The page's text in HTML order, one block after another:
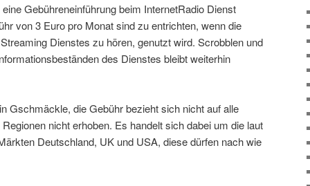
Gebühreneinführung beim InternetRadio Dienst
von 3 Euro pro Monat sind zu entrichten, wenn die
Dienstes zu hören, genutzt wird. Scrobblen und
des Dienstes bleibt weiterhin
Gschmäckle, die Gebühr bezieht sich nicht auf alle
nicht erhoben. Es handelt sich dabei um die laut
Deutschland, UK und USA, diese dürfen nach wie